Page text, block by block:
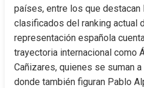
países, entre los que
clasificados del ranking actual
representación española
trayectoria internacional como
Cañizares, quienes se suman
donde también figuran Pablo